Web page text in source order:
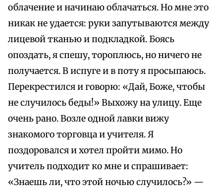
облачение и начинаю облачаться. Но мне это
никак не удается: руки запутываются между
лицевой тканью и подкладкой. Боясь
опоздать, я спешу, тороплюсь, но ничего не
получается. В испуге и в поту я просыпаюсь.
Перекрестился и говорю: «Дай, Боже, чтобы
не случилось беды!» Выхожу на улицу. Еще
очень рано. Возле одной лавки вижу
знакомого торговца и учителя. Я
поздоровался и хотел пройти мимо. Но
учитель подходит ко мне и спрашивает:
«Знаешь ли, что этой ночью случилось?» —